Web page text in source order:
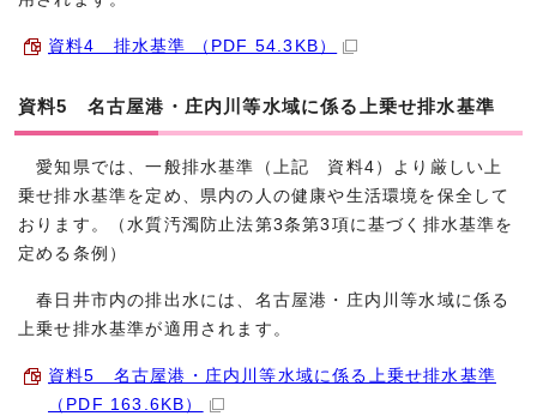
資料4 排水基準 （PDF 54.3KB）
資料5 名古屋港・庄内川等水域に係る上乗せ排水基準
愛知県では、一般排水基準（上記 資料4）より厳しい上
乗せ排水基準を定め、県内の人の健康や生活環境を保全して
おります。（水質汚濁防止法第3条第3項に基づく排水基準を
定める条例）
春日井市内の排出水には、名古屋港・庄内川等水域に係る
上乗せ排水基準が適用されます。
資料5 名古屋港・庄内川等水域に係る上乗せ排水基準
（PDF 163.6KB）